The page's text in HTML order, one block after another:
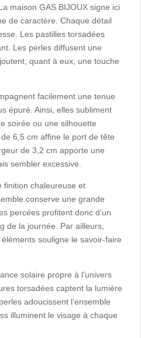
maison GAS BIJOUX signe ici
de caractère. Chaque détail
Les pastilles torsadées
Les perles diffusent une
quant à eux, une touche
facilement une tenue
épuré. Ainsi, elles subliment
soirée ou une silhouette
6,5 cm affine le port de tête
de 3,2 cm apporte une
sembler excessive.
finition chaleureuse et
conserve une grande
percées profitent donc d’un
de la journée. Par ailleurs,
souligne le savoir-faire
solaire propre à l’univers
torsadées captent la lumière
adoucissent l’ensemble
illuminent le visage à chaque